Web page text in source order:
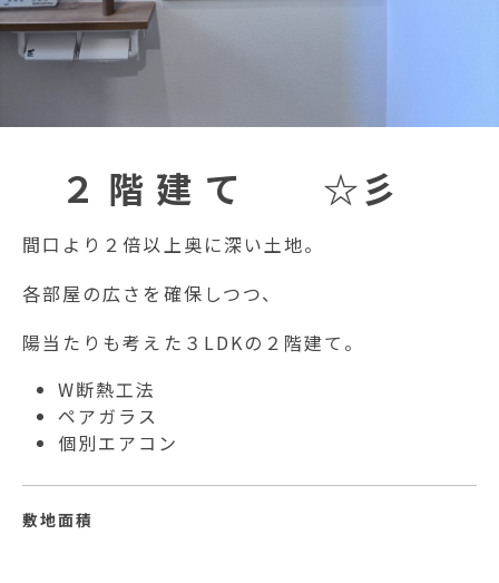
２ 階 建 て ☆彡
間口より２倍以上奥に深い土地。
各部屋の広さを確保しつつ、
陽当たりも考えた３LDKの２階建て。
W断熱工法
ペアガラス
個別エアコン
敷地面積